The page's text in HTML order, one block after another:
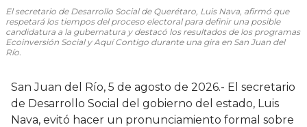
El secretario de Desarrollo Social de Querétaro, Luis Nava, afirmó que
respetará los tiempos del proceso electoral para definir una posible
candidatura a la gubernatura y destacó los resultados de los programas
Ecoinversión Social y Aquí Contigo durante una gira en San Juan del
Río.
San Juan del Río, 5 de agosto de 2026.- El secretario
de Desarrollo Social del gobierno del estado, Luis
Nava, evitó hacer un pronunciamiento formal sobre